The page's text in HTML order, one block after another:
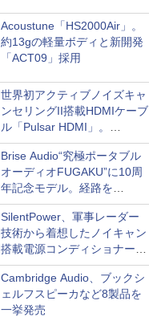
Acoustune「HS2000Air」。
約13gの軽量ボディと新開発
「ACT09」採用
世界初アクティブノイズキャ
ンセリングII搭載HDMIケーブ
ル「Pulsar HDMI」。
SilentPowerから
Brise Audio“究極ポータブル
オーディオFUGAKU”に10周
年記念モデル。経路を
NISHIKIで統一。400万円
SilentPower、軍事レーダー
技術から着想したノイキャン
搭載電源コンディショナー
「AC iPurifier2」
Cambridge Audio、ブックシ
ェルフスピーカなど8製品を
一挙発売